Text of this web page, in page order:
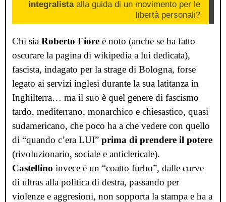
integralistaalla guida di un movimento per le
libertà personali?
Chi siaRoberto Fiore è noto (anche se ha fatto
oscurare la pagina di wikipedia a lui dedicata),
fascista, indagato per la strage di Bologna, forse
legato ai servizi inglesi durante la sua latitanza in
Inghilterra… ma il suo è quel genere di fascismo
tardo, mediterrano, monarchico e chiesastico, quasi
sudamericano, che poco ha a che vedere con quello
di “quando c’era LUI” prima di prendere il potere
(rivoluzionario, sociale e anticlericale).
Castellino invece è un “coatto furbo”, dalle curve
di ultras alla politica di destra, passando per
violenze e aggresioni, non sopporta la stampa e ha a